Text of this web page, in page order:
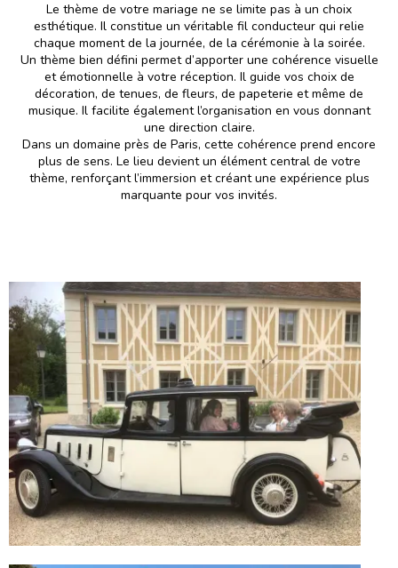
Le thème de votre mariage ne se limite pas à un choix
esthétique. Il constitue un véritable fil conducteur qui relie
chaque moment de la journée, de la cérémonie à la soirée.
Un thème bien défini permet d’apporter une cohérence visuelle
et émotionnelle à votre réception. Il guide vos choix de
décoration, de tenues, de fleurs, de papeterie et même de
musique. Il facilite également l’organisation en vous donnant
une direction claire.
Dans un domaine près de Paris, cette cohérence prend encore
plus de sens. Le lieu devient un élément central de votre
thème, renforçant l’immersion et créant une expérience plus
marquante pour vos invités.